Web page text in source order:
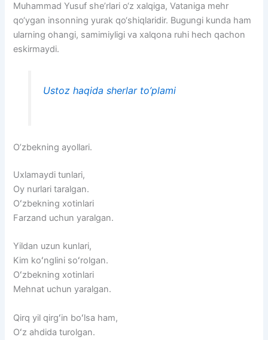
Muhammad Yusuf she’rlari o‘z xalqiga, Vataniga mehr
qo‘ygan insonning yurak qo‘shiqlaridir. Bugungi kunda ham
ularning ohangi, samimiyligi va xalqona ruhi hech qachon
eskirmaydi.
Ustoz haqida sherlar to’plami
O’zbekning ayollari.
Uxlamaydi tunlari,
Oy nurlari taralgan.
Oʻzbekning xotinlari
Farzand uchun yaralgan.
Yildan uzun kunlari,
Kim koʻnglini soʻrolgan.
Oʻzbekning xotinlari
Mehnat uchun yaralgan.
Qirq yil qirgʻin boʻlsa ham,
Oʻz ahdida turolgan.